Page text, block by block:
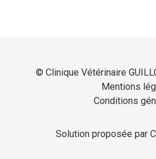
© Clinique Vétérinaire
Mentions
Conditions
Solution proposée par